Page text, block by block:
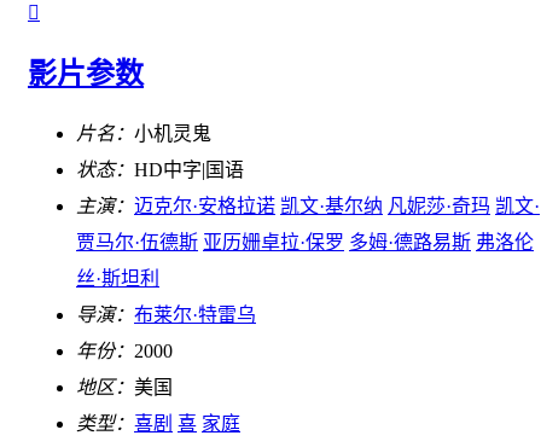

影片参数
片名： 小机灵鬼
状态： HD中字|国语
主演： 迈克尔·安格拉诺 凯文·基尔纳 凡妮莎·奇玛 凯文·
贾马尔·伍德斯 亚历姗卓拉·保罗 多姆·德路易斯 弗洛伦
丝·斯坦利
导演： 布莱尔·特雷乌
年份： 2000
地区： 美国
类型： 喜剧 喜 家庭